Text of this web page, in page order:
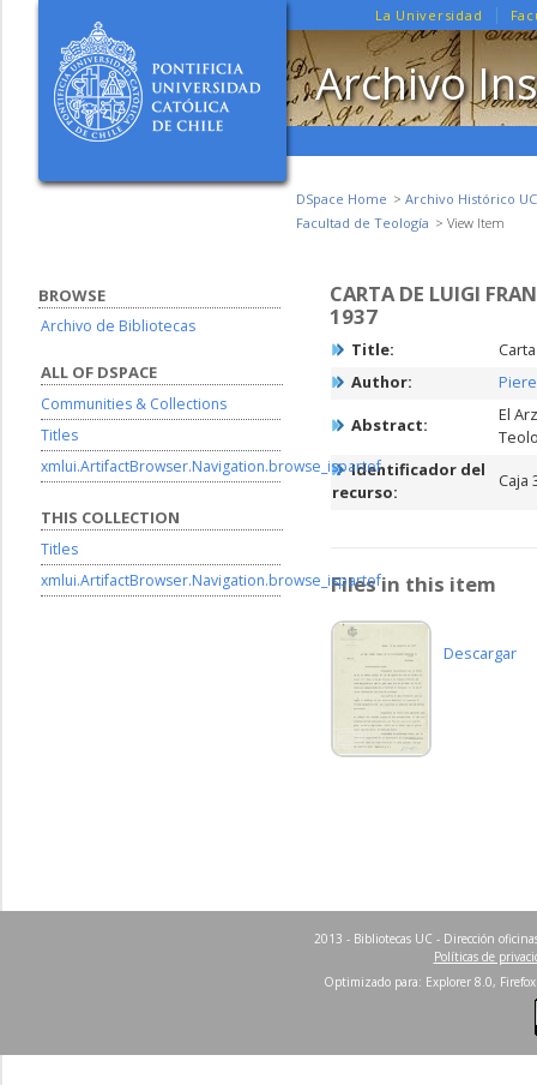
La Universidad
Archivo
DSpace Home
Archivo Histórico UC
Facultad de Teología
View Item
CARTA DE LUIGI
1937
Title:
Author:
Abstract:
El
Identificador del
recurso:
Caja
Files in this item
Descargar
BROWSE
Archivo de Bibliotecas
ALL OF DSPACE
Communities & Collections
Titles
xmlui.ArtifactBrowser.Navigation.browse_ispartof
THIS COLLECTION
Titles
xmlui.ArtifactBrowser.Navigation.browse_ispartof
2013 - Bibliotecas UC - Dirección
Políticas de
Optimizado para: Explorer 8.0,